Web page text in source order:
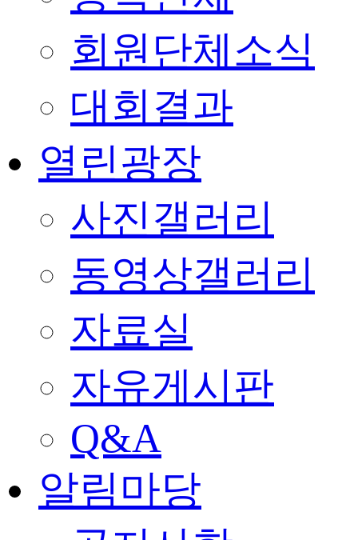
회원단체소식
대회결과
열린광장
사진갤러리
동영상갤러리
자료실
자유게시판
Q&A
알림마당